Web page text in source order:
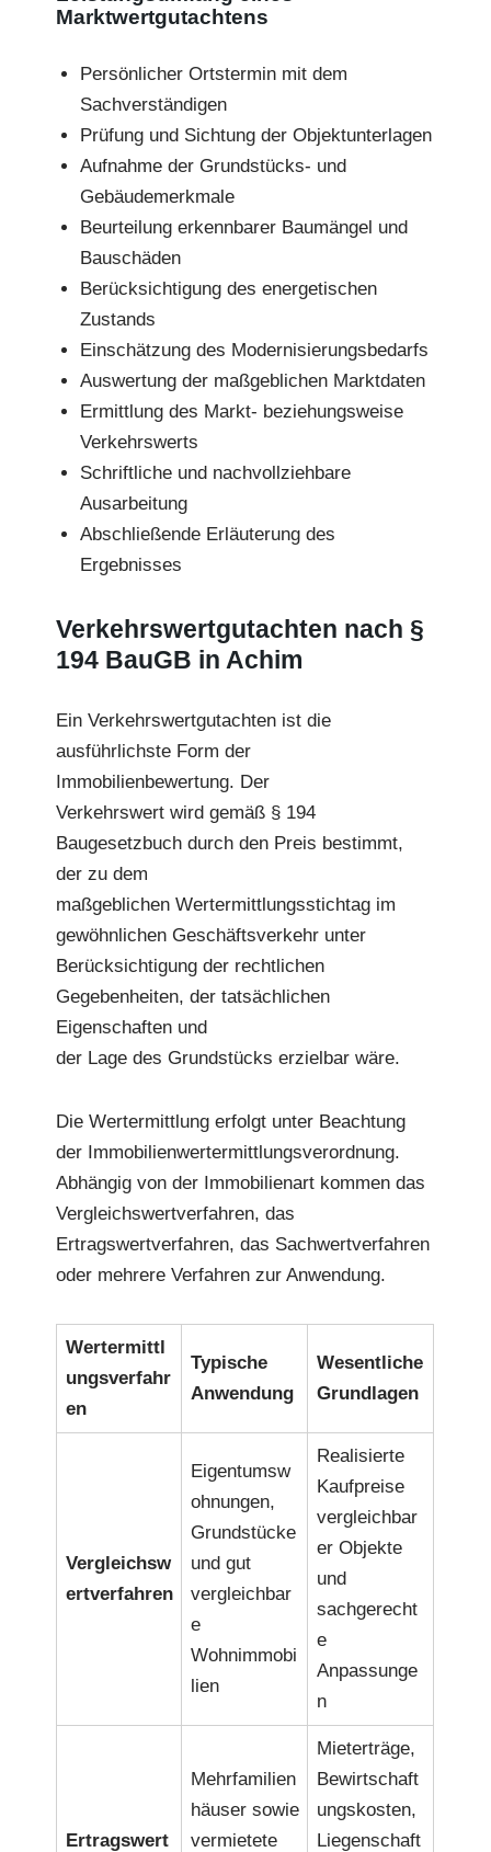
Marktwertgutachtens
Persönlicher Ortstermin mit dem
Sachverständigen
Prüfung und Sichtung der Objektunterlagen
Aufnahme der Grundstücks- und
Gebäudemerkmale
Beurteilung erkennbarer Baumängel und
Bauschäden
Berücksichtigung des energetischen
Zustands
Einschätzung des Modernisierungsbedarfs
Auswertung der maßgeblichen Marktdaten
Ermittlung des Markt- beziehungsweise
Verkehrswerts
Schriftliche und nachvollziehbare
Ausarbeitung
Abschließende Erläuterung des
Ergebnisses
Verkehrswertgutachten nach §
194 BauGB in Achim
Ein Verkehrswertgutachten ist die
ausführlichste Form der
Immobilienbewertung. Der
Verkehrswert wird gemäß § 194
Baugesetzbuch durch den Preis bestimmt,
der zu dem
maßgeblichen Wertermittlungsstichtag im
gewöhnlichen Geschäftsverkehr unter
Berücksichtigung der rechtlichen
Gegebenheiten, der tatsächlichen
Eigenschaften und
der Lage des Grundstücks erzielbar wäre.
Die Wertermittlung erfolgt unter Beachtung
der Immobilienwertermittlungsverordnung.
Abhängig von der Immobilienart kommen das
Vergleichswertverfahren, das
Ertragswertverfahren, das Sachwertverfahren
oder mehrere Verfahren zur Anwendung.
Wertermittl
ungsverfahr
en
Typische
Anwendung
Wesentliche
Grundlagen
Vergleichsw
ertverfahren
Eigentumsw
ohnungen,
Grundstücke
und gut
vergleichbar
e
Wohnimmobi
lien
Realisierte
Kaufpreise
vergleichbar
er Objekte
und
sachgerecht
e
Anpassunge
n
Ertragswert
Mehrfamilien
häuser sowie
vermietete
Mieterträge,
Bewirtschaft
ungskosten,
Liegenschaft